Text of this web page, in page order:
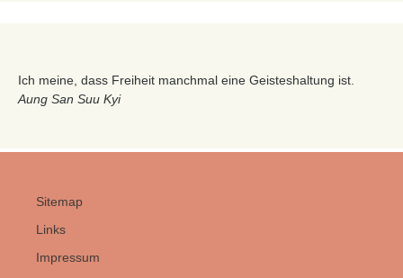
Ich meine, dass Freiheit manchmal eine Geisteshaltung ist.
Aung San Suu Kyi
Sitemap
Links
Impressum